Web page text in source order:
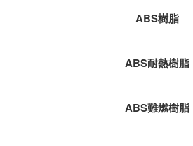
ABS樹脂
ABS耐熱樹脂
ABS難燃樹脂